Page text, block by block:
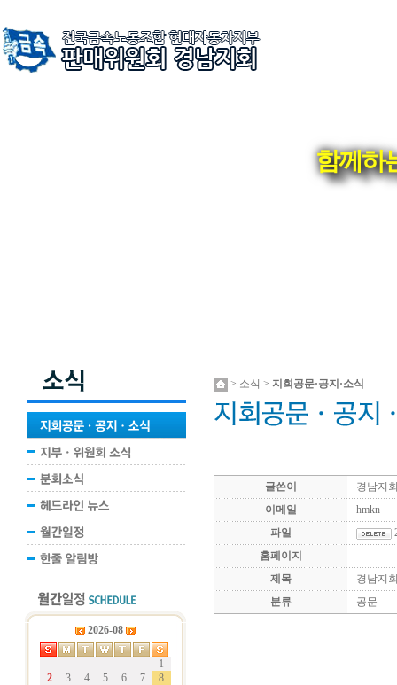
함께하
2026-08
1
2
3 4 5 6 7
8
> 소식 > 지회공문·공지·소식
글쓴이
경남지
이메일
hmkn
파일
홈페이지
제목
경남지
분류
공문